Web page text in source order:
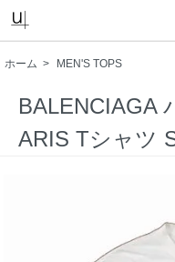
ホーム > MEN'S TOPS
BALENCIAGA
ARIS Tシャツ